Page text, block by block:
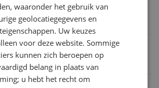
Fietstype
waaronder het gebruik van
geolocatiegegevens en
Uw keuzes
voor deze website. Sommige
kunnen zich beroepen op
belang in plaats van
u hebt het recht om